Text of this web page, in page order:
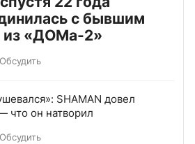
с бывшим
из «ДОМа-2»
Обсудить
SHAMAN довел
что он натворил
Обсудить